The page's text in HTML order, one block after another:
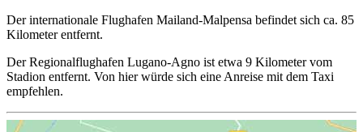
Der internationale Flughafen Mailand-Malpensa befindet sich ca. 85
Kilometer entfernt.
Der Regionalflughafen Lugano-Agno ist etwa 9 Kilometer vom
Stadion entfernt. Von hier würde sich eine Anreise mit dem Taxi
empfehlen.